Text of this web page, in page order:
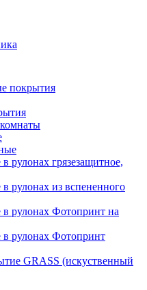
покрытия
рулонах грязезащитное,
рулонах из вспененного
рулонах Фотопринт на
рулонах Фотопринт
GRASS (искуственный